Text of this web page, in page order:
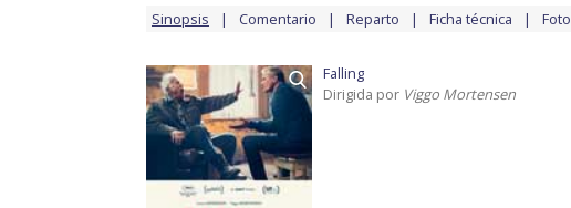
Sinopsis Comentario Reparto Ficha técnica
Falling
Dirigida por Viggo Mortensen